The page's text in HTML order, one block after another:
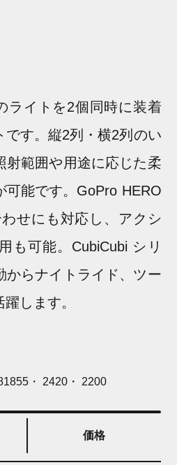
ライトを2個同時に装着
です。縦2列・横2列のい
射範囲や用途に応じた柔
可能です。GoPro HERO
せにも対応し、アクシ
も可能。CubiCubi シリ
からナイトライド、ツー
します。
・ 2420・ 2200
価格